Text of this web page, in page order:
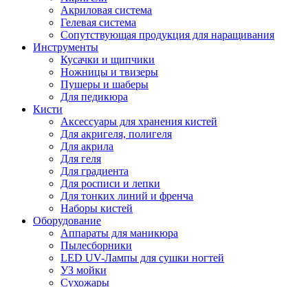
Акриловая система
Гелевая система
Сопутствующая продукция для наращивания
Инструменты
Кусачки и щипчики
Ножницы и твизеры
Пушеры и шаберы
Для педикюра
Кисти
Аксессуары для хранения кистей
Для акригеля, полигеля
Для акрила
Для геля
Для градиента
Для росписи и лепки
Для тонких линий и френча
Наборы кистей
Оборудование
Аппараты для маникюра
Пылесборники
LED UV-Лампы для сушки ногтей
УЗ мойки
Сухожары